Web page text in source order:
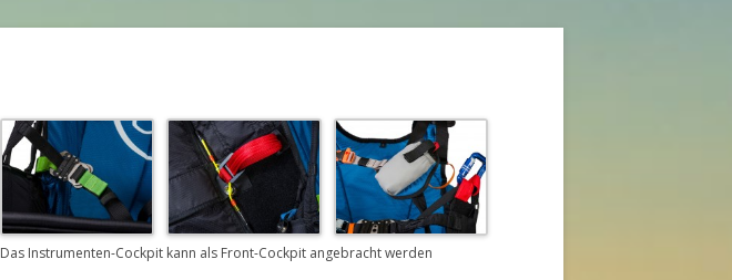
Das Instrumenten-Cockpit kann als Front-Cockpit angebracht werden